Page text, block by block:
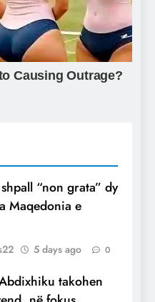
“non grata” dy
Maqedonia e
5 days ago 0
takohen